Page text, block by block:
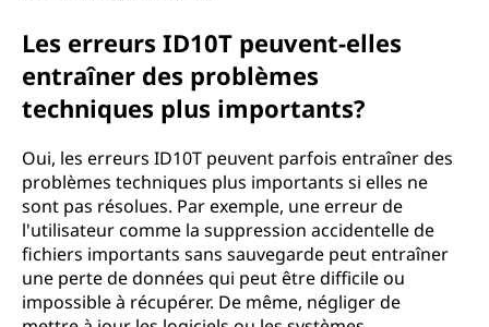
Les erreurs ID10T peuvent-elles
entraîner des problèmes
techniques plus importants?
Oui, les erreurs ID10T peuvent parfois entraîner des
problèmes techniques plus importants si elles ne
sont pas résolues. Par exemple, une erreur de
l'utilisateur comme la suppression accidentelle de
fichiers importants sans sauvegarde peut entraîner
une perte de données qui peut être difficile ou
impossible à récupérer. De même, négliger de